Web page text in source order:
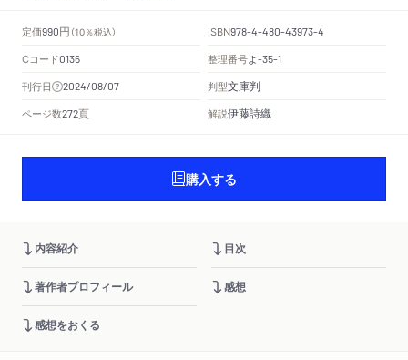
定価990円 （10％税込） ISBN978-4-480-43973-4
Cコード0136 整理番号よ-35-1
刊行日 2024/08/07 判型文庫判
ページ数272頁 解説伊藤詩織
購入する
内容紹介 目次
著作者プロフィール 感想
感想をおくる